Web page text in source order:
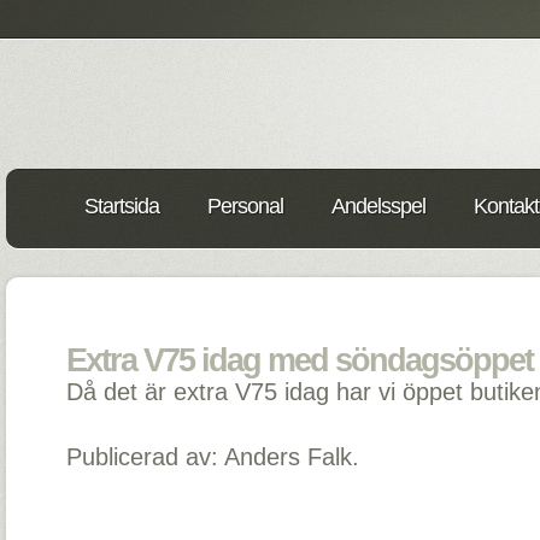
Startsida Personal Andelsspel
Extra V75 idag med söndagsöppet
Då det är extra V75 idag har vi öppet
Publicerad av: Anders Falk.